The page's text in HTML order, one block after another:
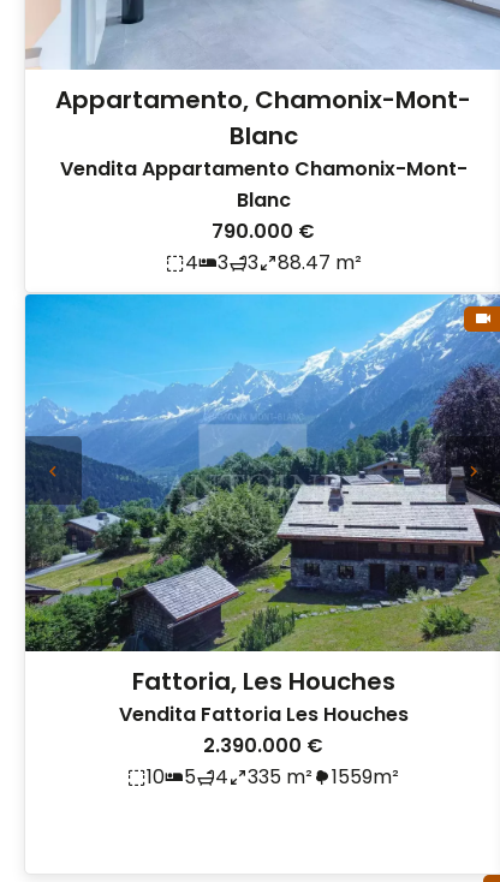
Appartamento, Chamonix-Mont-
Blanc
Vendita Appartamento Chamonix-Mont-
Blanc
790.000 €
4
3 3 88.47 m²
Fattoria, Les Houches
Vendita Fattoria Les Houches
2.390.000 €
10
5 4 335 m² 1559m²